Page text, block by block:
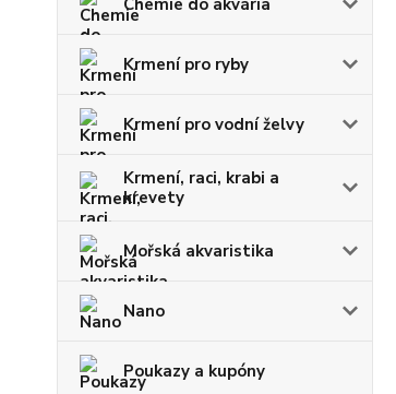
Krmení pro ryby
Krmení pro vodní želvy
Krmení, raci, krabi a
krevety
Mořská akvaristika
Nano
Poukazy a kupóny